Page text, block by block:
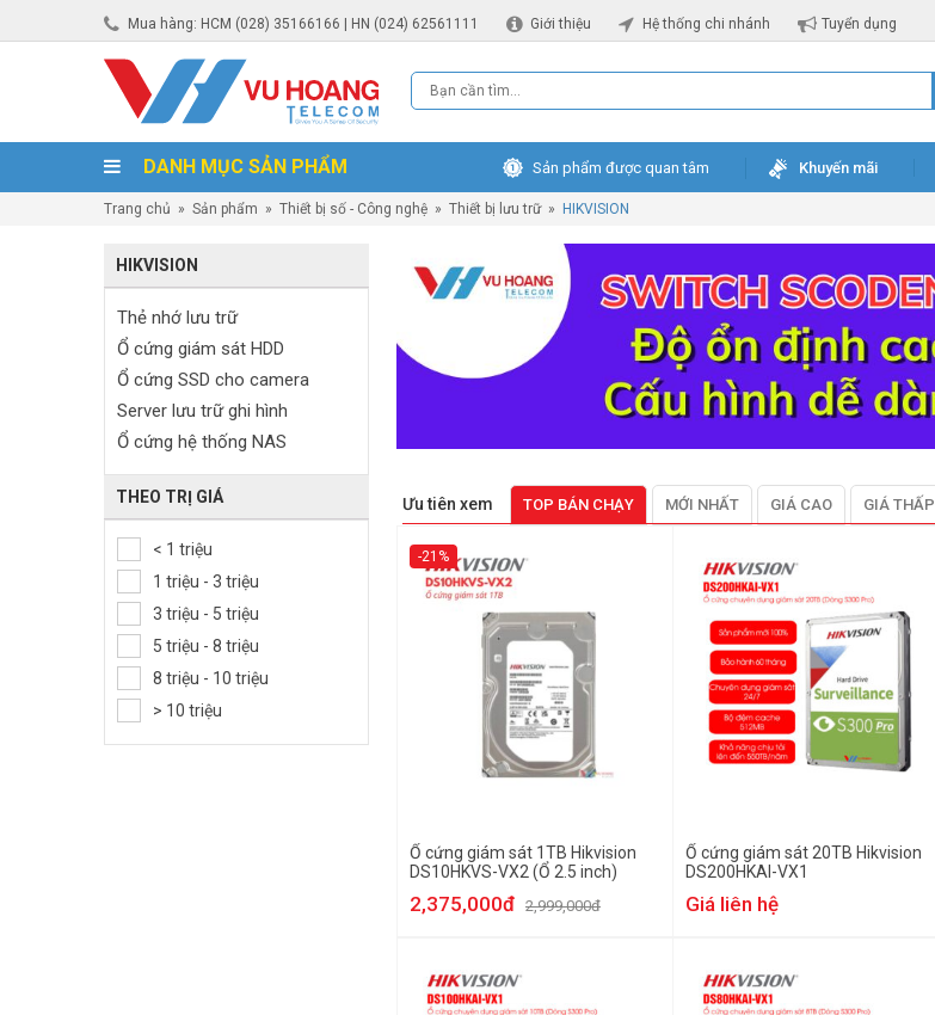
Mua hàng: HCM (028) 35166166 | HN (024) 62561111 Giới thiệu Hệ thống chi nhánh Tuyển dụng
DANH MỤC SẢN PHẨM Sản phẩm được quan tâm Khuyến mãi
Trang chủ » Sản phẩm » Thiết bị số - Công nghệ » Thiết bị lưu trữ » HIKVISION
HIKVISION
Thẻ nhớ lưu trữ
Ổ cứng giám sát HDD
Ổ cứng SSD cho camera
Server lưu trữ ghi hình
Ổ cứng hệ thống NAS
THEO TRỊ GIÁ
< 1 triệu
1 triệu - 3 triệu
3 triệu - 5 triệu
5 triệu - 8 triệu
8 triệu - 10 triệu
> 10 triệu
Ưu tiên xem TOP BÁN CHẠY MỚI NHẤT GIÁ CAO GIÁ THẤP
-21%
Ổ cứng giám sát 1TB Hikvision
DS10HKVS-VX2 (Ổ 2.5 inch)
2,375,000đ 2,999,000đ
Ổ cứng giám sát 20TB Hikvision
DS200HKAI-VX1
Giá liên hệ